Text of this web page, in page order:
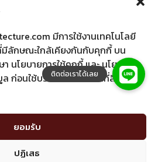
มีการใช้งานเทคโนโลยี
ลักษณะใกล้เคียงกันกับคุกกี้ บน
า นโยบายการใช้คุกกี้ และ นโยบาย
ก่อนใช้บริการเว็บไซต์ ได้ที่ลิงค์ด้าน
ยอมรับ
ปฏิเสธ
ออกแบบบ้านตาม
marketing cookies and